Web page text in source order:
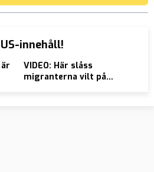
innehåll!
VIDEO: Här slåss
migranterna vilt på